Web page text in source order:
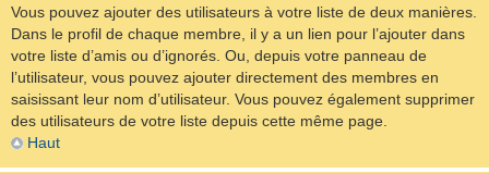
Vous pouvez ajouter des utilisateurs à votre liste de deux manières.
Dans le profil de chaque membre, il y a un lien pour l’ajouter dans
votre liste d’amis ou d’ignorés. Ou, depuis votre panneau de
l’utilisateur, vous pouvez ajouter directement des membres en
saisissant leur nom d’utilisateur. Vous pouvez également supprimer
des utilisateurs de votre liste depuis cette même page.
Haut